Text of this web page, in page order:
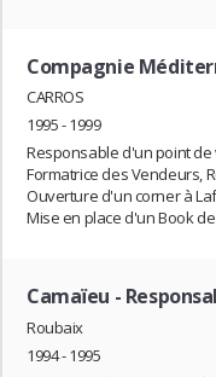
Compagnie
CARROS
1995 - 1999
Responsable d'un point
Formatrice des Vendeurs,
Ouverture d'un corner à
Mise en place d'un Book
Camaïeu -
Roubaix
1994 - 1995